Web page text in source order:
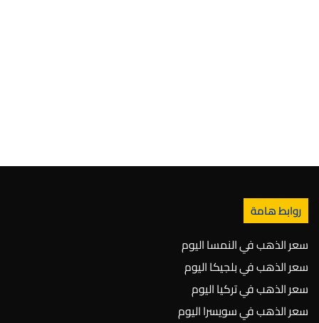
روابط هامة
سعر الذهب في النمسا اليوم
سعر الذهب في بلجيكا اليوم
سعر الذهب في تركيا اليوم
سعر الذهب في سويسرا اليوم